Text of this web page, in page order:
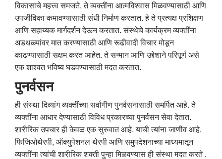
विकासाचे महत्त्व समजते. ते व्यक्तींना आत्मविश्वास मिळवण्यासाठी आणि
उपजीविका कमावण्यासाठी संधी निर्माण करतात. हे ते प्रत्यक्ष प्रशिक्षण
आणि सहाय्यक मार्गदर्शन देऊन करतात. संस्थेचे कार्यक्रम व्यक्तींना
अडथळ्यांवर मात करण्यासाठी आणि रूढीवादी विचार मोडून
काढण्यासाठी सक्षम करत आहेत. ते सन्मान आणि उद्देशाने परिपूर्ण असे
एक शाश्वत भविष्य घडवण्यासाठी मदत करतात.
पुनर्वसन
ही संस्था दिव्यांग व्यक्तींच्या सर्वांगीण पुनर्वसनासाठी समर्पित आहे. ते
व्यक्तींना आधार देण्यासाठी विविध प्रकारच्या पुनर्वसन सेवा देतात.
शारीरिक उपचार ही केवळ एक सुरुवात आहे, याची त्यांना जाणीव आहे.
फिजिओथेरपी, ऑक्युपेशनल थेरपी आणि समुपदेशनाच्या माध्यमातून
व्यक्तींना त्यांची शारीरिक शक्ती पुन्हा मिळवण्यास ही संस्था मदत करते .